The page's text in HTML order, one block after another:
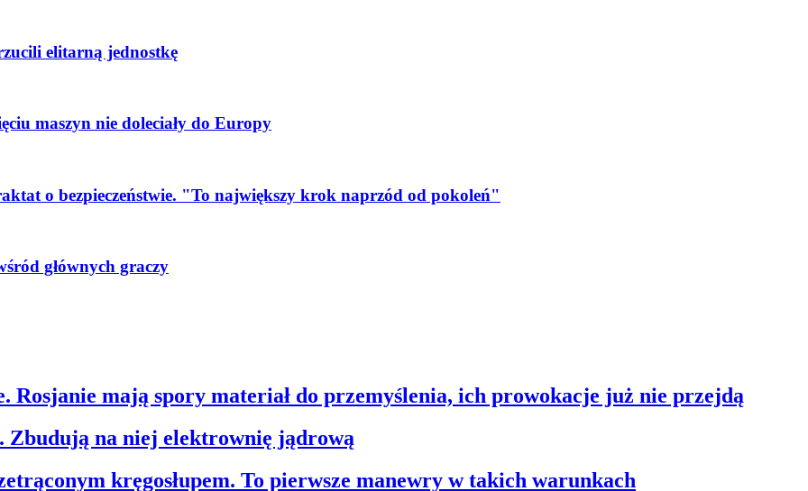
elitarną jednostkę
maszyn nie doleciały do Europy
o bezpieczeństwie. "To największy krok naprzód od pokoleń"
głównych graczy
Rosjanie mają spory materiał do przemyślenia, ich prowokacje już nie przejdą
Zbudują na niej elektrownię jądrową
kręgosłupem. To pierwsze manewry w takich warunkach